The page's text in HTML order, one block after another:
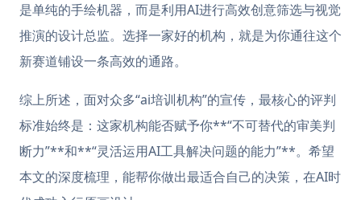
是单纯的手绘机器，而是利用AI进行高效创意筛选与视觉
推演的设计总监。选择一家好的机构，就是为你通往这个
新赛道铺设一条高效的通路。
综上所述，面对众多“ai培训机构”的宣传，最核心的评判
标准始终是：这家机构能否赋予你**“不可替代的审美判
断力”**和**“灵活运用AI工具解决问题的能力”**。希望
本文的深度梳理，能帮你做出最适合自己的决策，在AI时